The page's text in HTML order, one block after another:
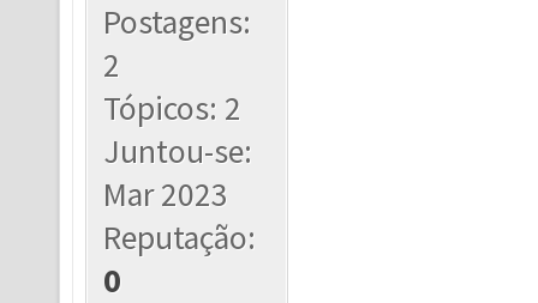
Postagens:
2
Tópicos: 2
Juntou-se:
Mar 2023
Reputação:
0